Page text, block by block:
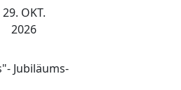
29. OKT.
2026
Jubiläums-